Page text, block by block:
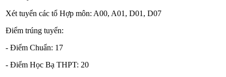
Xét tuyển các tổ Hợp môn: A00, A01, D01, D07
Điểm trúng tuyển:
- Điểm Chuẩn: 17
- Điểm Học Bạ THPT: 20